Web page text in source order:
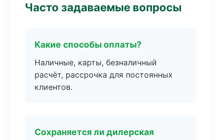
Часто задаваемые вопросы
Какие способы оплаты?
Наличные, карты, безналичный
расчёт, рассрочка для постоянных
клиентов.
Сохраняется ли дилерская